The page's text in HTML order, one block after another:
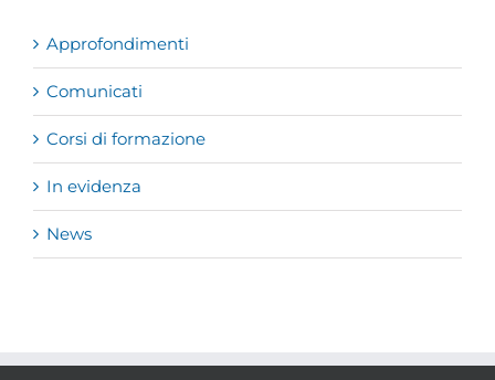
Approfondimenti
Comunicati
Corsi di formazione
In evidenza
News